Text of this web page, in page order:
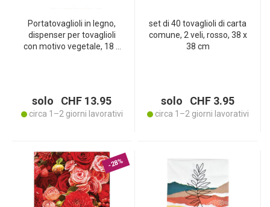
Portatovaglioli in legno,
dispenser per tovaglioli
con motivo vegetale, 18 x
solo CHF 13.95
circa 1–2 giorni lavorativi
set di 40 tovaglioli di carta
comune, 2 veli, rosso, 38 x
38 cm
solo CHF 3.95
circa 1–2 giorni lavorativi
-28%